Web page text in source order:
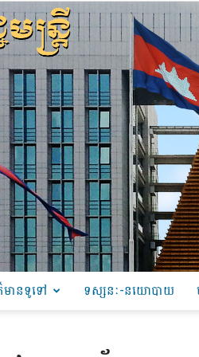
ានទូទៅ ទស្សនៈ-នយោបាយ